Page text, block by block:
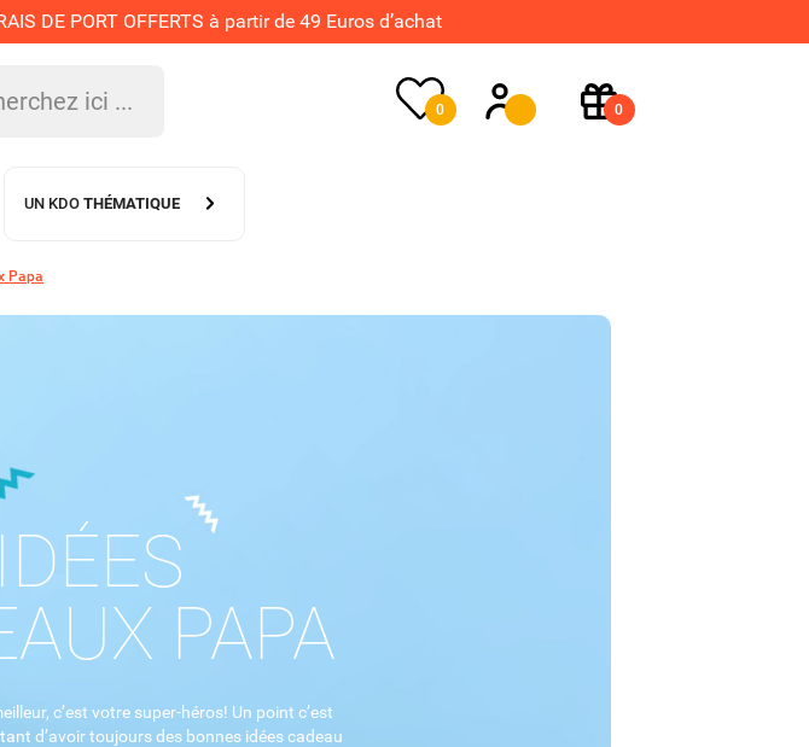
DE PORT OFFERTS à partir de 49 Euros d’achat
0 0
UN KDOTHÉMATIQUE
Papa
IDÉES
PAPA
c’est votre super-héros! Un point c’est
d’avoir toujours des bonnes idées cadeau